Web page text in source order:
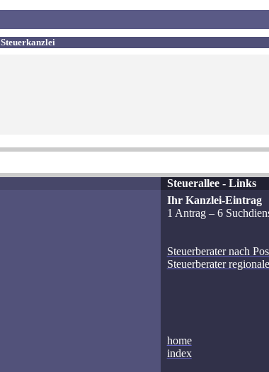
Steuerkanzlei
Steuerallee - Links
Ihr Kanzlei-Eintrag
1 Antrag – 6
Steuerberater nach
Steuerberater
home
index